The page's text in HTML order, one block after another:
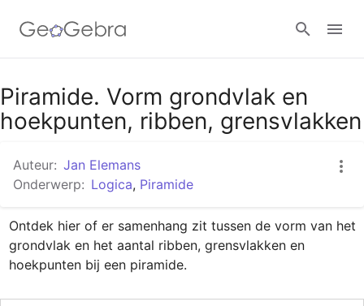
Google Classroom
Piramide. Vorm grondvlak en
hoekpunten, ribben, grensvlakken
Auteur: Jan Elemans
Onderwerp: Logica, Piramide
Ontdek hier of er samenhang zit tussen de vorm van het
grondvlak en het aantal ribben, grensvlakken en
hoekpunten bij een piramide.